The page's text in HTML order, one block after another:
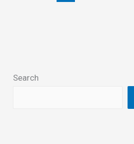
Search